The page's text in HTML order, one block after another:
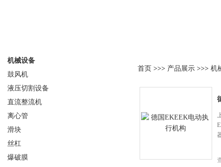
首页 >>> 产品展示 >>>机
机械设备
鼓风机
液压切割设备
直流整流机
离心管
滑块
丝杠
爆破膜